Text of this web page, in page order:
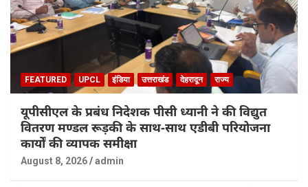
FEATURED UPCL इंडिया उत्तराखंड देहरादून राज्य
यूपीसीएल के प्रबंध निदेशक पीसी ध्यानी ने की विद्युत
वितरण मण्डल रूड़की के साथ-साथ एडीबी परियोजना
कार्यों की व्यापक समीक्षा
August 8, 2026 admin